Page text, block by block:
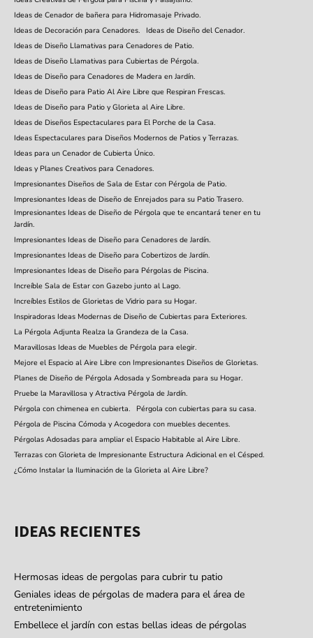
Ideas de Cenador de bañera para Hidromasaje Privado.
Ideas de Decoración para Cenadores.
Ideas de Diseño del Cenador.
Ideas de Diseño Llamativas para Cenadores de Patio.
Ideas de Diseño Llamativas para Cubiertas de Pérgola.
Ideas de Diseño para Cenadores de Madera en Jardín.
Ideas de Diseño para Patio Al Aire Libre que Respiran Frescas.
Ideas de Diseño para Patio y Glorieta al Aire Libre.
Ideas de Diseños Espectaculares para El Porche de la Casa.
Ideas Espectaculares para Diseños Modernos de Patios y Terrazas.
Ideas para un Cenador de Cubierta Único.
Ideas y Planes Creativos para Cenadores.
Impresionantes Diseños de Sala de Estar con Pérgola de Patio.
Impresionantes Ideas de Diseño de Enrejados para su Patio Trasero.
Impresionantes Ideas de Diseño de Pérgola que te encantará tener en tu
Jardín.
Impresionantes Ideas de Diseño para Cenadores de Jardín.
Impresionantes Ideas de Diseño para Cobertizos de Jardín.
Impresionantes Ideas de Diseño para Pérgolas de Piscina.
Increíble Sala de Estar con Gazebo junto al Lago.
Increíbles Estilos de Glorietas de Vidrio para su Hogar.
Inspiradoras Ideas Modernas de Diseño de Cubiertas para Exteriores.
La Pérgola Adjunta Realza la Grandeza de la Casa.
Maravillosas Ideas de Muebles de Pérgola para elegir.
Mejore el Espacio al Aire Libre con Impresionantes Diseños de Glorietas.
Planes de Diseño de Pérgola Adosada y Sombreada para su Hogar.
Pruebe la Maravillosa y Atractiva Pérgola de Jardín.
Pérgola con chimenea en cubierta.
Pérgola con cubiertas para su casa.
Pérgola de Piscina Cómoda y Acogedora con muebles decentes.
Pérgolas Adosadas para ampliar el Espacio Habitable al Aire Libre.
Terrazas con Glorieta de Impresionante Estructura Adicional en el Césped.
¿Cómo Instalar la Iluminación de la Glorieta al Aire Libre?
IDEAS RECIENTES
Hermosas ideas de pergolas para cubrir tu patio
Geniales ideas de pérgolas de madera para el área de
entretenimiento
Embellece el jardín con estas bellas ideas de pérgolas